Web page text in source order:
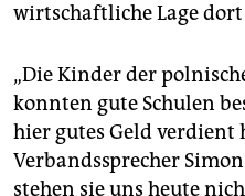
wirtschaftliche Lage
„Die Kinder der
konnten gute Schulen
hier gutes Geld verdient
Verbandssprecher
stehen sie uns heute